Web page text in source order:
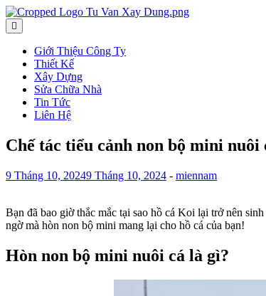
Skip
to
content
Tư Vấn Đầu Tư Xây Dựng Việt Nam
Công Ty Cổ Phần Tư Vấn Đầu Tư Xây Dựng Việt Nam
Giới Thiệu Công Ty
Thiết Kế
Xây Dựng
Sửa Chữa Nhà
Tin Tức
Liên Hệ
Chế tác tiểu cảnh non bộ mini nuôi
9 Tháng 10, 20249 Tháng 10, 2024 - miennam
Bạn đã bao giờ thắc mắc tại sao hồ cá Koi lại trở nên
ngờ mà hòn non bộ mini mang lại cho hồ cá của bạn!
Hòn non bộ mini nuôi cá là gì?